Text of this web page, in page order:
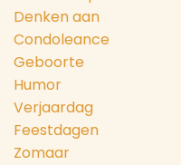
Denken aan
Condoleance
Geboorte
Humor
Verjaardag
Feestdagen
Zomaar